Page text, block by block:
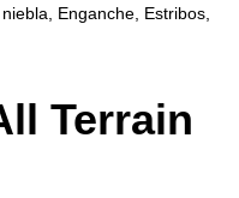
Enganche, Estribos,
Terrain